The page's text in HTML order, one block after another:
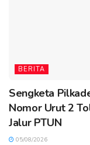
BERITA
Sengketa
Nomor Urut 2
Jalur PTUN
05/08/2026